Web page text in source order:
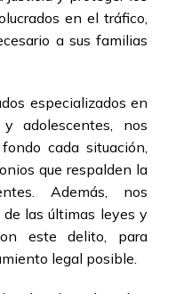
en el tráfico,
a sus familias
especializados en
adolescentes, nos
cada situación,
que respalden la
Además, nos
las últimas leyes y
este delito, para
legal posible.